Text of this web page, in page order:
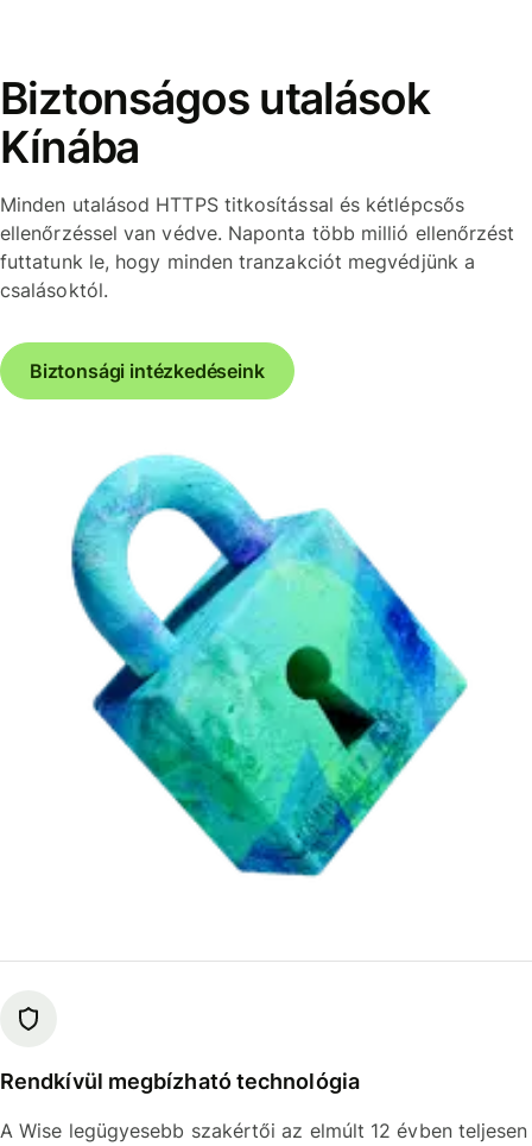
Biztonságos utalások
Kínába
Minden utalásod HTTPS titkosítással és kétlépcsős
ellenőrzéssel van védve. Naponta több millió ellenőrzést
futtatunk le, hogy minden tranzakciót megvédjünk a
csalásoktól.
Biztonsági intézkedéseink
Rendkívül megbízható technológia
A Wise legügyesebb szakértői az elmúlt 12 évben teljesen